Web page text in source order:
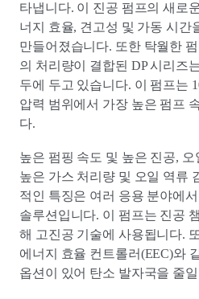
타냅니다. 이 진공 펌프의 새로
너지 효율, 견고성 및 가동 시간
만들어졌습니다. 또한 탁월한
의 처리량이 결합된 DP 시리즈
두에 두고 있습니다. 이 펌프는
압력 범위에서 가장 높은 펌프
다.
높은 펌핑 속도 및 높은 진공, 오
높은 가스 처리량 및 오일 역류
적인 특징은 여러 응용 분야에
솔루션입니다. 이 펌프는 진공
해 고진공 기술에 사용됩니다.
에너지 효율 컨트롤러(EEC)와
옵션이 있어 탄소 발자국을 줄